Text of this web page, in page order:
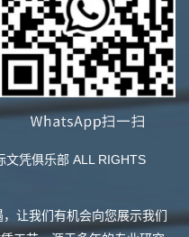
凭俱乐部 ALL RIGHTS
让我们有机会向您展示我们